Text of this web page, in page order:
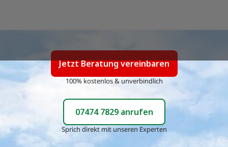
JetztBeratung vereinbaren
100% kostenlos & unverbindlich
07474 7829 anrufen
Sprich direkt mit unseren Experten